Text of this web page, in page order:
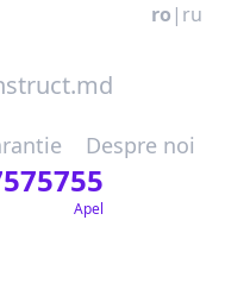
ro | ru
Despre noi
Apel